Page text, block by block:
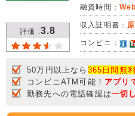
評価 :3.8
融資時間：
収入証明書：
コンビニ：
50万円以上なら 365日間無
コンビニATM可能！ アプリ
勤務先への電話確認は一切